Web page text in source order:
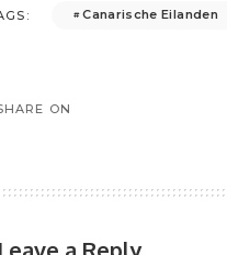
Canarische Eilanden
ON
Leave a Reply